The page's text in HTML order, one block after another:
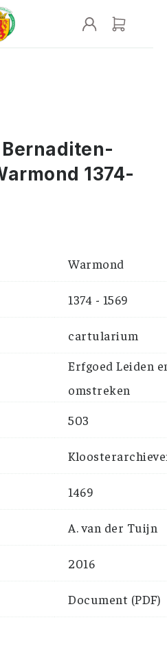
1374-
Warmond
1374 - 1569
cartularium
Erfgoed Leiden
omstreken
503
1469
A. van der Tuijn
2016
Document (PDF)